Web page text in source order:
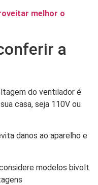
melhor o
a
do ventilador é
casa, seja 110V ou
danos ao aparelho e
modelos bivolt